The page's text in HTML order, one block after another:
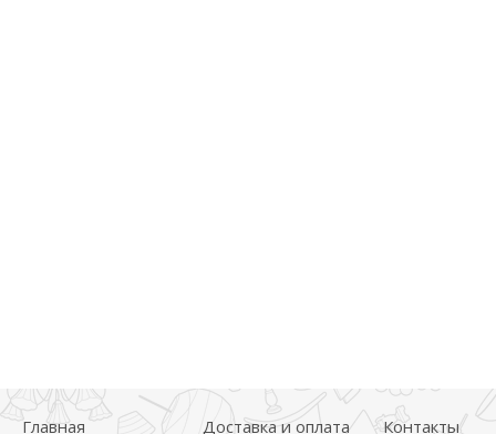
Главная Доставка и оплата Контакты